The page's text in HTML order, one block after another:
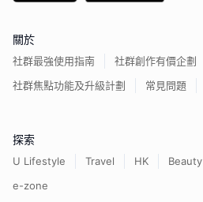
關於
社群最強使用指南
社群創作有價企劃
社群焦點功能及升級計劃
常見問題
探索
U Lifestyle Travel HK Beauty
e-zone